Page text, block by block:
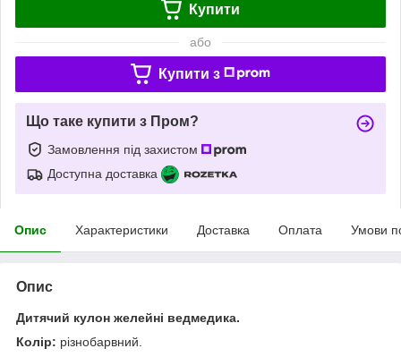
Купити
або
Купити з
Що таке купити з Пром?
Замовлення під захистом
Доступна доставка
Опис Характеристики Доставка Оплата Умови
Опис
Дитячий кулон желейні ведмедика.
Колір: різнобарвний.